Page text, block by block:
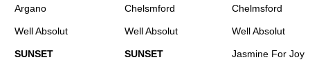
Argano
Well Absolut
SUNSET
Chelsmford
Well Absolut
SUNSET
Chelmsford
Well Absolut
Jasmine For Joy